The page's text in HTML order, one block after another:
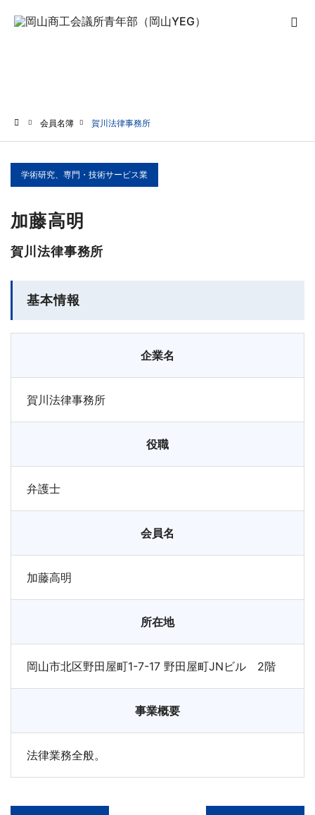
会員名簿 賀川法律事務所
学術研究、専門・技術サービス業
加藤高明
賀川法律事務所
基本情報
企業名
賀川法律事務所
役職
弁護士
会員名
加藤高明
所在地
岡山市北区野田屋町1-7-17 野田屋町JNビル 2階
事業概要
法律業務全般。